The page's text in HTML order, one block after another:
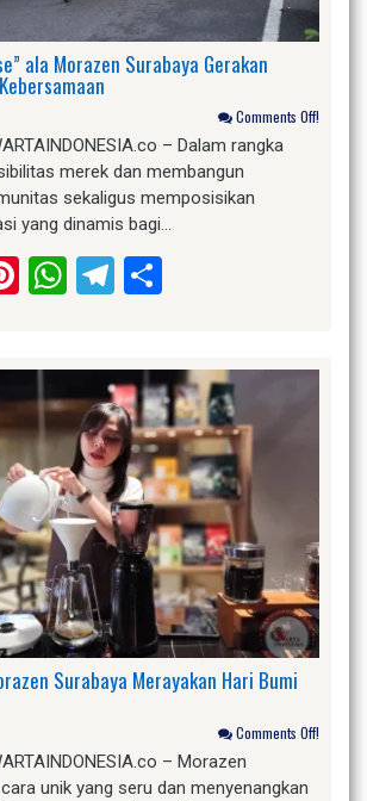
ala Morazen Surabaya Gerakan
Comments Off!
– Dalam rangka
merek dan membangun
sekaligus memposisikan
yang dinamis bagi…
Pinterest
WhatsApp
Telegram
Surabaya Merayakan Hari Bumi
Comments Off!
– Morazen
unik yang seru dan menyenangkan